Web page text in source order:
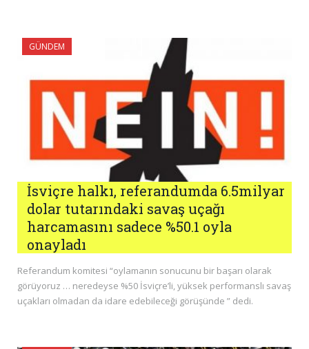
GÜNDEM
İsviçre halkı, referandumda 6.5milyar
dolar tutarındaki savaş uçağı
harcamasını sadece %50.1 oyla
onayladı
Referandum komitesi “oylamanın sonucunu bir başarı olarak
görüyoruz … neredeyse %50 İsviçre’li, yüksek performanslı savaş
uçakları olmadan da idare edebileceği görüşünde ” dedi.